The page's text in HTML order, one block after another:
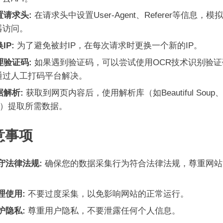
请求头: 在请求头中设置User-Agent、Referer等信息，模
问。
IP: 为了避免被封IP，在每次请求时更换一个新的IP。
验证码: 如果遇到验证码，可以尝试使用OCR技术识别验
人工打码平台解决。
解析: 获取到网页内容后，使用解析库（如Beautiful Soup、
提取所需数据。
事项
法律法规: 确保您的数据采集行为符合法律法规，尊重网
使用: 不要过度采集，以免影响网站的正常运行。
隐私: 尊重用户隐私，不要泄露任何个人信息。